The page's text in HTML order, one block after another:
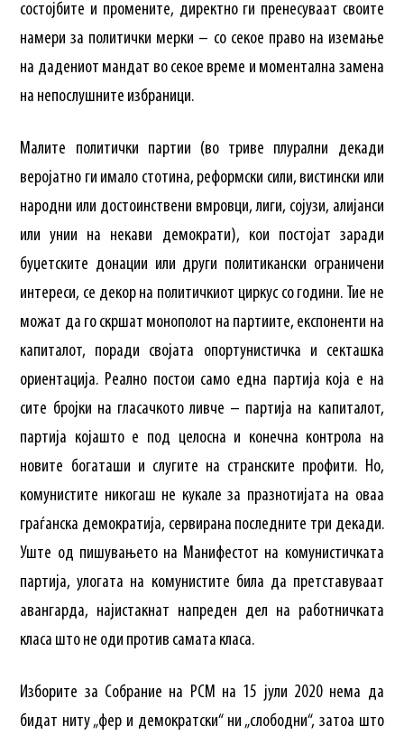
состојбите и промените, директно ги пренесуваат своите
намери за политички мерки – со секое право на иземање
на дадениот мандат во секое време и моментална замена
на непослушните избраници.
Малите политички партии (во триве плурални декади
веројатно ги имало стотина, реформски сили, вистински или
народни или достоинствени вмровци, лиги, сојузи, алијанси
или унии на некави демократи), кои постојат заради
буџетските донации или други политикански ограничени
интереси, се декор на политичкиот циркус со години. Тие не
можат да го скршат монополот на партиите, експоненти на
капиталот, поради својата опортунистичка и секташка
ориентација. Реално постои само една партија која е на
сите бројки на гласачкото ливче – партија на капиталот,
партија којашто е под целосна и конечна контрола на
новите богаташи и слугите на странските профити. Но,
комунистите никогаш не кукале за празнотијата на оваа
граѓанска демократија, сервирана последните три декади.
Уште од пишувањето на Манифестот на комунистичката
партија, улогата на комунистите била да претставуваат
авангарда, најистакнат напреден дел на работничката
класа што не оди против самата класа.
Изборите за Собрание на РСМ на 15 јули 2020 нема да
бидат ниту „фер и демократски“ ни „слободни“, затоа што